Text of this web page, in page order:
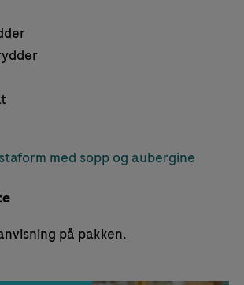
med sopp og aubergine
på pakken.